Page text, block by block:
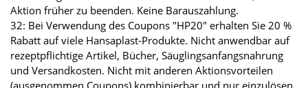
Aktion früher zu beenden. Keine Barauszahlung.
32: Bei Verwendung des Coupons "HP20" erhalten Sie 20 %
Rabatt auf viele Hansaplast-Produkte. Nicht anwendbar auf
rezeptpflichtige Artikel, Bücher, Säuglingsanfangsnahrung
und Versandkosten. Nicht mit anderen Aktionsvorteilen